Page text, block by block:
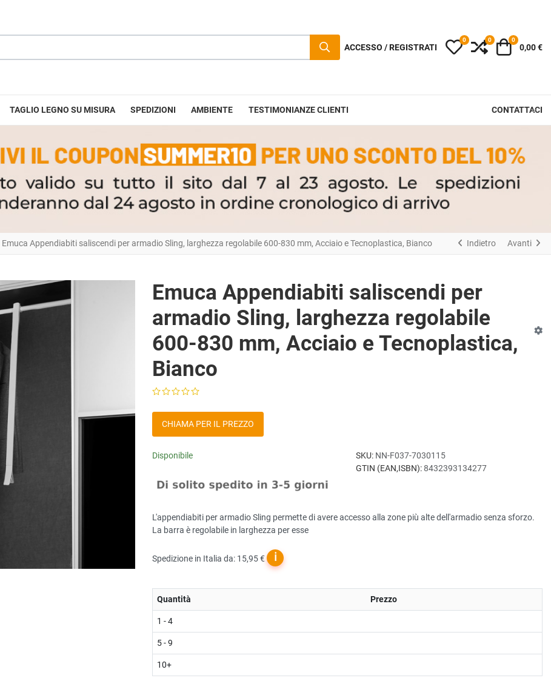
ACCESSO / REGISTRATI I miei preferiti
0 Compara
0 Carrello
0
0,00 €
TAGLIO LEGNO SU MISURA SPEDIZIONI AMBIENTE TESTIMONIANZE CLIENTI CONTATTACI
Emuca Appendiabiti saliscendi per armadio Sling, larghezza regolabile 600-830 mm, Acciaio e Tecnoplastica, Bianco Indietro Avanti
Emuca Appendiabiti saliscendi per
armadio Sling, larghezza regolabile
600-830 mm, Acciaio e Tecnoplastica,
Bianco
CHIAMA PER IL PREZZO
Disponibile SKU: NN-F037-7030115
GTIN (EAN,ISBN):8432393134277
L'appendiabiti per armadio Sling permette di avere accesso alla zone più alte dell'armadio senza sforzo.
La barra è regolabile in larghezza per esse
Spedizione in Italia da: 15,95 € ℹ
Quantità Prezzo
1 - 4
5 - 9
10+